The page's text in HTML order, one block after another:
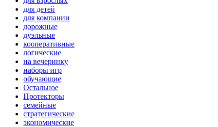
для детей
для компании
дорожные
дуэльные
кооперативные
логические
на вечеринку
наборы игр
обучающие
Остальное
Протекторы
семейные
стратегические
экономические